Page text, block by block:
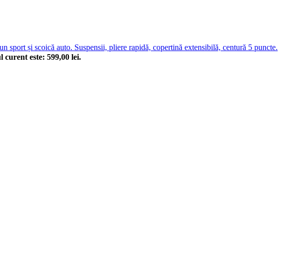
sport și scoică auto. Suspensii, pliere rapidă, copertină extensibilă, centură 5 puncte.
curent este: 599,00 lei.